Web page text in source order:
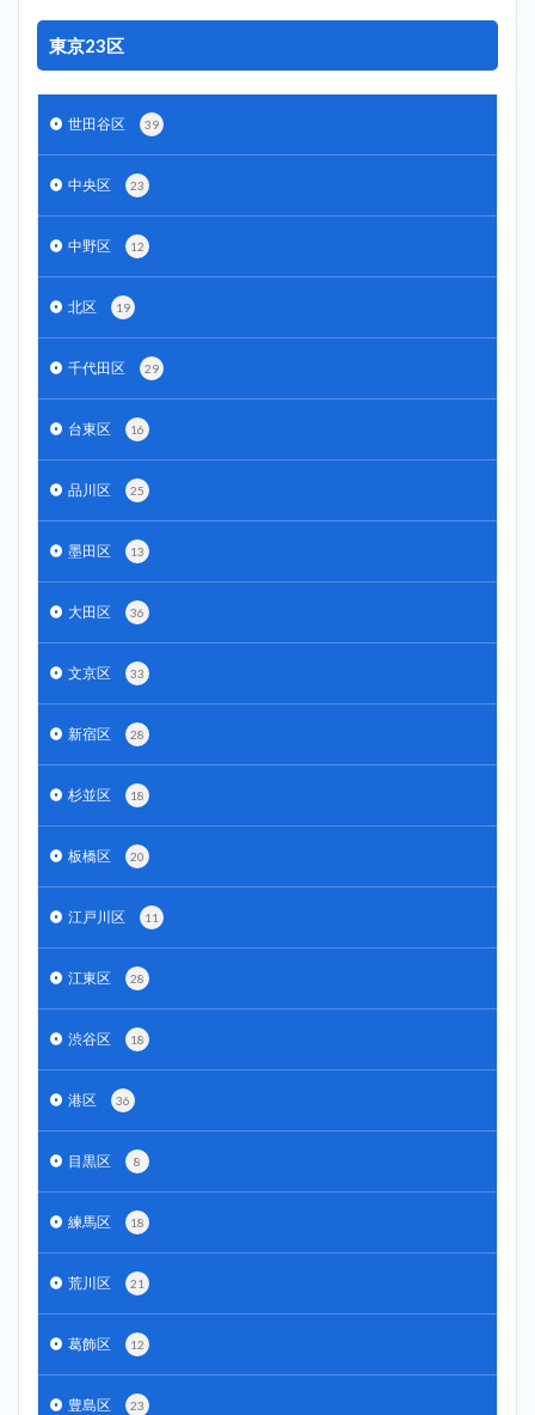
東京23区
世田谷区 39
中央区 23
中野区 12
北区 19
千代田区 29
台東区 16
品川区 25
墨田区 13
大田区 36
文京区 33
新宿区 28
杉並区 18
板橋区 20
江戸川区 11
江東区 28
渋谷区 18
港区 36
目黒区 8
練馬区 18
荒川区 21
葛飾区 12
豊島区 23